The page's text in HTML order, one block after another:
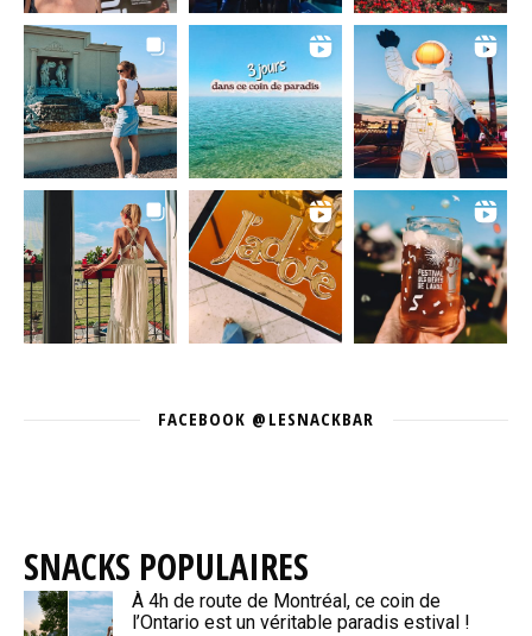
FACEBOOK @LESNACKBAR
SNACKS POPULAIRES
À 4h de route de Montréal, ce coin de
l’Ontario est un véritable paradis estival !